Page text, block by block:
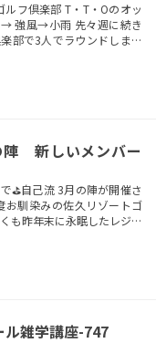
フ倶楽部 T・T・Oのオッ
強風→小雨 先々週に続き
部で3人でラウンドしまし
である程度濡れることを
なりました。 前半は殆ど
でしたが昼頃になるとティ
新しいメンバー
⛳️自己流 3月の陣が開催さ
お馴染みの佐久リゾートゴ
も昨年末に永眠したレジェ
。 新しいメンバーも加入
したラウンドを存分に堪能
合わせも兼ねた練習ラウン
雑学講座-747